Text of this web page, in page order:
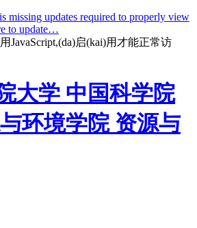
missing updates required to properly view
to update…
JavaScript,(da)启(kai)用才能正常访
中国科学院
资源与